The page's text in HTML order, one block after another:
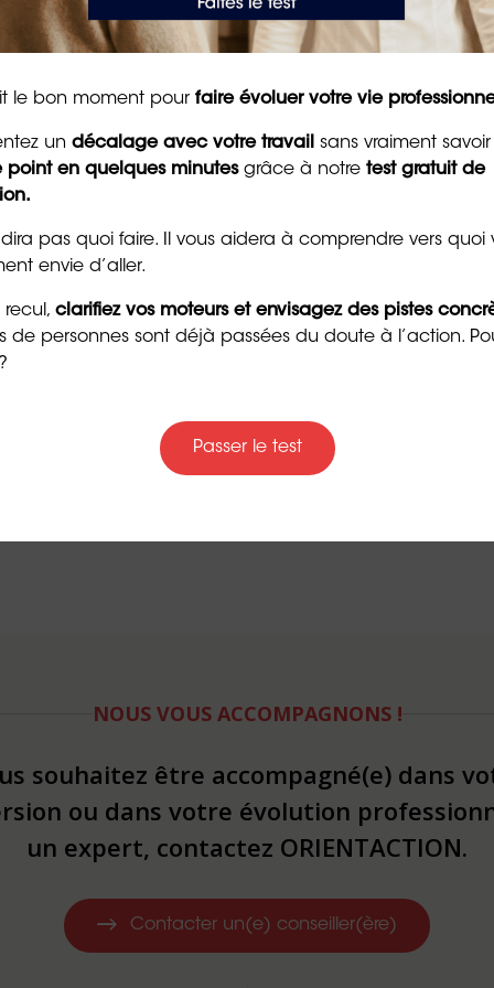
partout en France,
création,
-jugement,
pour raviver la
et la confiance
Trente messages
4 min. de lecture
NOUS VOUS ACCOMPAGNONS !
souhaitez être accompagné(e) dans
ou dans votre évolution
un expert, contactez ORIENTACTION.
Contacter un(e) conseiller(ère)
le bon moment pour faire évoluer votre vie
un décalage avec votre travail sans vraiment
point en quelques minutesgrâce à notre test gratuit de
dira pas quoi faire. Il vous aidera à comprendre vers quoi
envie d’aller.
recul, clarifiez vos moteurs et envisagez des pistes
de personnes sont déjà passées du doute à l’action.
Passer le test